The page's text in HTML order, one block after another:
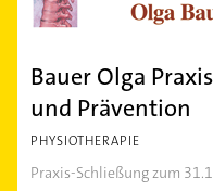
Bauer Olga
und Prävention
PHYSIOTHERAPIE
Praxis-Schließung zum